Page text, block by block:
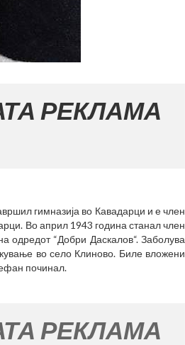
гимназија во Кавадарци и е член
Во април 1943 година станал член
одредот “Добри Даскалов“. Заболува
во село Клиново. Биле вложени
починал.